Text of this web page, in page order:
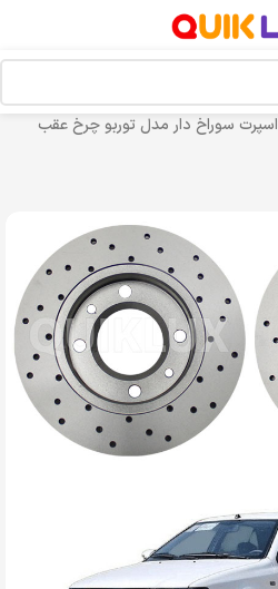
دیسک ترمز PFC اسپرت سوراخ دار مدل توربو چرخ عقب